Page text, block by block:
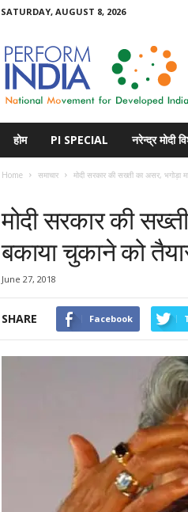
SATURDAY, AUGUST 8, 2026
होम PI SPECIAL नरेन्द्र मोदी
Home समाचार मोदी सरकार की सख्ती का असर, भगोड़ा
मोदी सरकार की
बकाया चुकाने को
June 27, 2018
SHARE Facebook